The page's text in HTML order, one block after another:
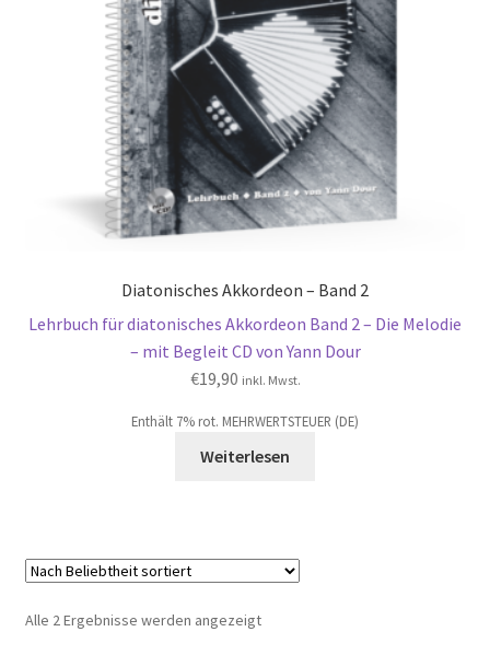
Diatonisches Akkordeon – Band 2
Lehrbuch für diatonisches Akkordeon Band 2 – Die Melodie
– mit Begleit CD von Yann Dour
€19,90 inkl. Mwst.
Enthält 7% rot. MEHRWERTSTEUER (DE)
Weiterlesen
Alle 2 Ergebnisse werden angezeigtNach